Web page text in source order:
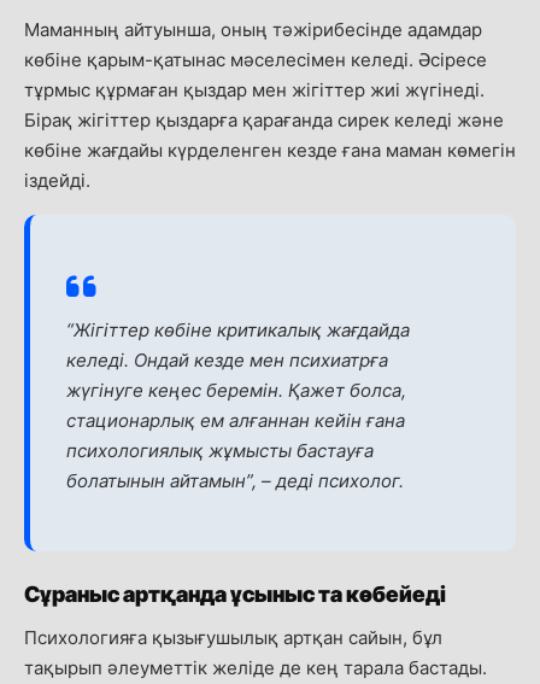
Маманның айтуынша, оның тәжірибесінде адамдар
көбіне қарым-қатынас мәселесімен келеді. Әсіресе
тұрмыс құрмаған қыздар мен жігіттер жиі жүгінеді.
Бірақ жігіттер қыздарға қарағанда сирек келеді және
көбіне жағдайы күрделенген кезде ғана маман көмегін
іздейді.
“Жігіттер көбіне критикалық жағдайда
келеді. Ондай кезде мен психиатрға
жүгінуге кеңес беремін. Қажет болса,
стационарлық ем алғаннан кейін ғана
психологиялық жұмысты бастауға
болатынын айтамын”, –деді психолог.
Сұраныс артқанда ұсыныс та көбейеді
Психологияға қызығушылық артқан сайын, бұл
тақырып әлеуметтік желіде де кең тарала бастады.